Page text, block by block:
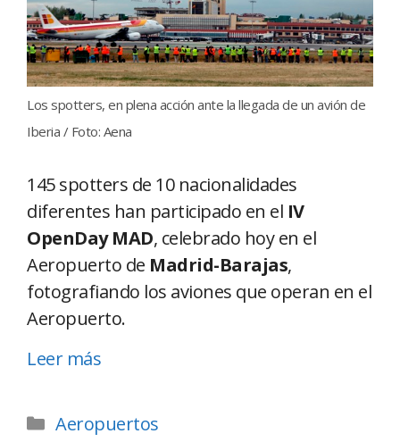
Los spotters, en plena acción ante la llegada de un avión de
Iberia / Foto: Aena
145 spotters de 10 nacionalidades
diferentes han participado en el IV
OpenDay MAD, celebrado hoy en el
Aeropuerto de Madrid-Barajas,
fotografiando los aviones que operan en el
Aeropuerto.
Leer más
Aeropuertos